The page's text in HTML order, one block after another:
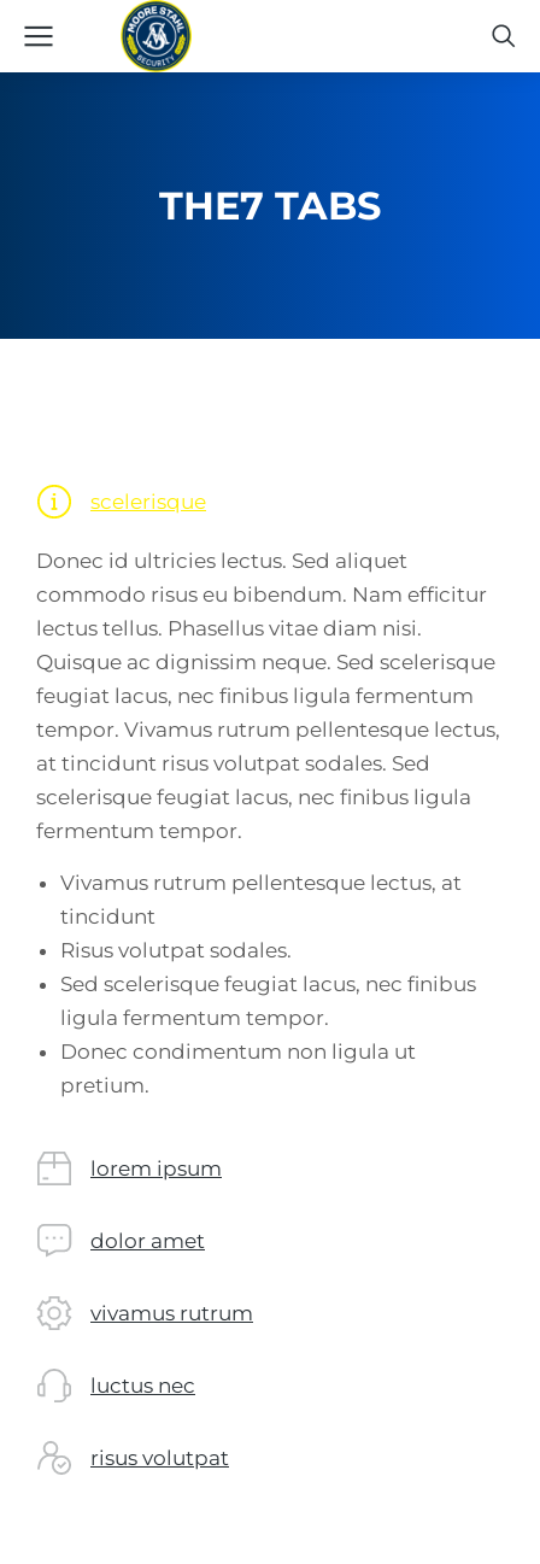
THE7 TABS
scelerisque
Donec id ultricies lectus. Sed aliquet
commodo risus eu bibendum. Nam efficitur
lectus tellus. Phasellus vitae diam nisi.
Quisque ac dignissim neque. Sed scelerisque
feugiat lacus, nec finibus ligula fermentum
tempor. Vivamus rutrum pellentesque lectus,
at tincidunt risus volutpat sodales. Sed
scelerisque feugiat lacus, nec finibus ligula
fermentum tempor.
Vivamus rutrum pellentesque lectus, at
tincidunt
Risus volutpat sodales.
Sed scelerisque feugiat lacus, nec finibus
ligula fermentum tempor.
Donec condimentum non ligula ut
pretium.
lorem ipsum
dolor amet
vivamus rutrum
luctus nec
risus volutpat